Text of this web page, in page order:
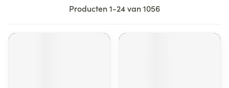
Producten1-24van1056